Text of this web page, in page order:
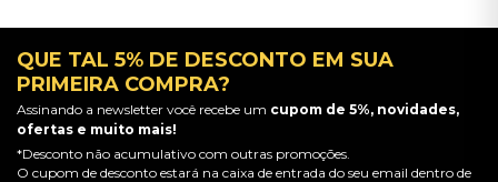
QUE TAL 5% DE DESCONTO EM SUA
PRIMEIRA COMPRA?
Assinando a newsletter você recebe um cupom de 5%, novidades,
ofertas e muito mais!
*Desconto não acumulativo com outras promoções.
O cupom de desconto estará na caixa de entrada do seu email dentro de